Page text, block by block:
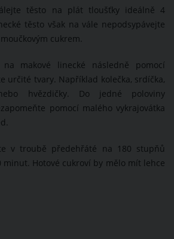
těsto na plát tloušťky ideálně 4
těsto však na vále nepodsypávejte
cukrem.
makové linecké následně pomocí
určité tvary. Například kolečka, srdíčka,
hvězdičky. Do jedné poloviny
pomocí malého vykrajovátka
v troubě předehřáté na 180 stupňů
minut. Hotové cukroví by mělo mít lehce